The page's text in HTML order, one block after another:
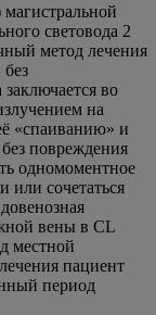
световода 2
метод лечения
во
на
«спаиванию» и
повреждения
одномоментное
или сочетаться
вены в CL
местной
пациент
период